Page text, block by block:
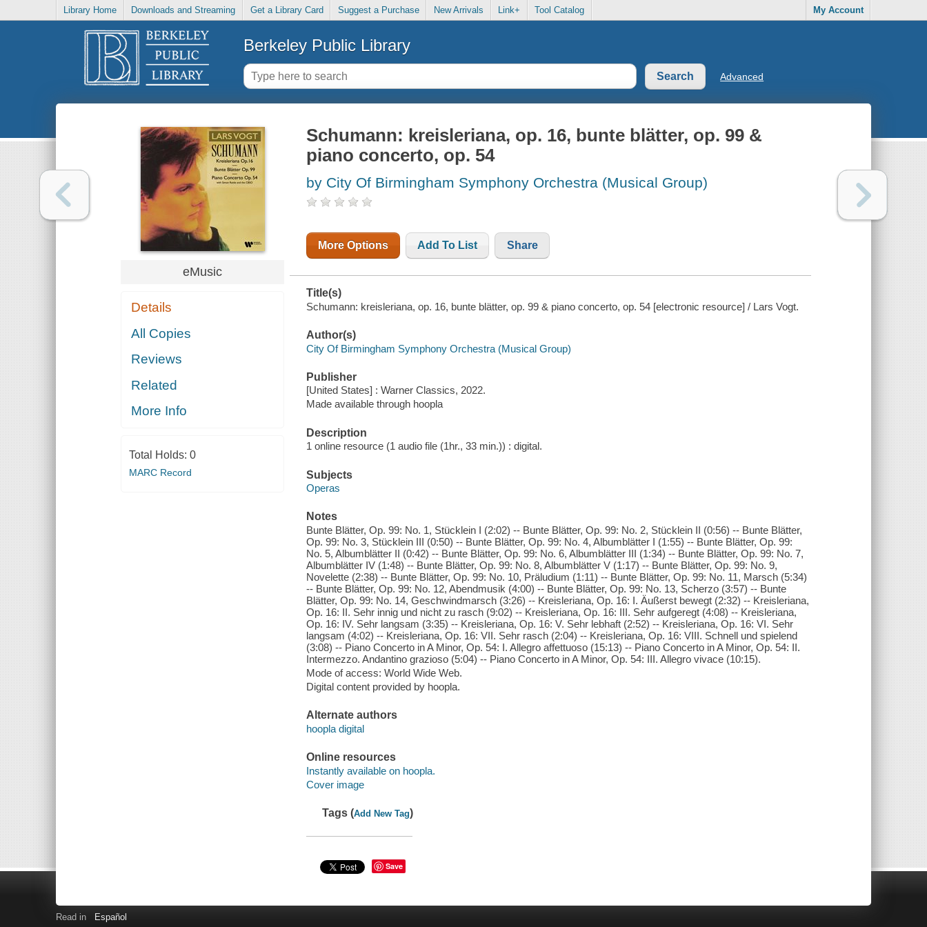
Library Home Downloads and Streaming Get a Library Card Suggest a Purchase New Arrivals Link+ Tool Catalog My Account
Berkeley Public Library
Advanced
eMusic
Details
All Copies
Reviews
Related
More Info
Total Holds: 0
MARC Record
Schumann: kreisleriana, op. 16, bunte blätter, op. 99 &
piano concerto, op. 54
by City Of Birmingham Symphony Orchestra (Musical Group)
More Options Add To List Share
Title(s)
Schumann: kreisleriana, op. 16, bunte blätter, op. 99 & piano concerto, op. 54 [electronic resource] / Lars Vogt.
Author(s)
City Of Birmingham Symphony Orchestra (Musical Group)
Publisher
[United States] : Warner Classics, 2022.
Made available through hoopla
Description
1 online resource (1 audio file (1hr., 33 min.)) : digital.
Subjects
Operas
Notes
Bunte Blätter, Op. 99: No. 1, Stücklein I (2:02) -- Bunte Blätter, Op. 99: No. 2, Stücklein II (0:56) -- Bunte Blätter,
Op. 99: No. 3, Stücklein III (0:50) -- Bunte Blätter, Op. 99: No. 4, Albumblätter I (1:55) -- Bunte Blätter, Op. 99:
No. 5, Albumblätter II (0:42) -- Bunte Blätter, Op. 99: No. 6, Albumblätter III (1:34) -- Bunte Blätter, Op. 99: No. 7,
Albumblätter IV (1:48) -- Bunte Blätter, Op. 99: No. 8, Albumblätter V (1:17) -- Bunte Blätter, Op. 99: No. 9,
Novelette (2:38) -- Bunte Blätter, Op. 99: No. 10, Präludium (1:11) -- Bunte Blätter, Op. 99: No. 11, Marsch (5:34)
-- Bunte Blätter, Op. 99: No. 12, Abendmusik (4:00) -- Bunte Blätter, Op. 99: No. 13, Scherzo (3:57) -- Bunte
Blätter, Op. 99: No. 14, Geschwindmarsch (3:26) -- Kreisleriana, Op. 16: I. Äußerst bewegt (2:32) -- Kreisleriana,
Op. 16: II. Sehr innig und nicht zu rasch (9:02) -- Kreisleriana, Op. 16: III. Sehr aufgeregt (4:08) -- Kreisleriana,
Op. 16: IV. Sehr langsam (3:35) -- Kreisleriana, Op. 16: V. Sehr lebhaft (2:52) -- Kreisleriana, Op. 16: VI. Sehr
langsam (4:02) -- Kreisleriana, Op. 16: VII. Sehr rasch (2:04) -- Kreisleriana, Op. 16: VIII. Schnell und spielend
(3:08) -- Piano Concerto in A Minor, Op. 54: I. Allegro affettuoso (15:13) -- Piano Concerto in A Minor, Op. 54: II.
Intermezzo. Andantino grazioso (5:04) -- Piano Concerto in A Minor, Op. 54: III. Allegro vivace (10:15).
Mode of access: World Wide Web.
Digital content provided by hoopla.
Alternate authors
hoopla digital
Online resources
Instantly available on hoopla.
Cover image
Tags (Add New Tag)
Save
Read in Español